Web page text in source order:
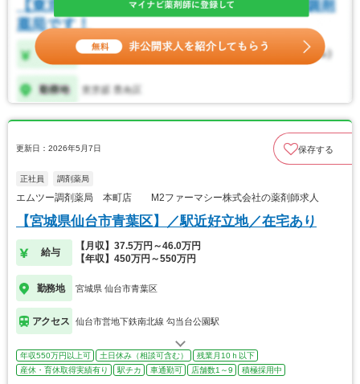
更新日：2026年5月7日 保存する
正社員 調剤薬局
エムツー調剤薬局 本町店 M2ファーマシー株式会社の薬剤師求人
【宮城県仙台市青葉区】／駅近好立地／在宅あり
給与
【月収】37.5万円～46.0万円
【年収】450万円～550万円
勤務地 宮城県 仙台市青葉区
アクセス 仙台市営地下鉄南北線 勾当台公園駅
年収550万円以上可 土日休み（相談可含む）
残業月10ｈ以下
産休・育休取得実績有り
駅チカ 車通勤可 店舗数1～9 積極採用中